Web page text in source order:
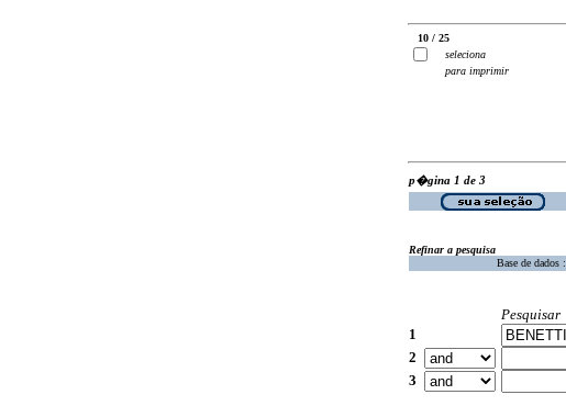
10 / 25
seleciona
para imprimir
p�gina 1 de 3
Refinar a pesquisa
Base de dados :
Pesquisar
1
2
3